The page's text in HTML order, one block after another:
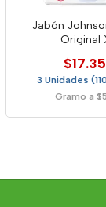
Jabón
Original
3 Unidades
Gramo a